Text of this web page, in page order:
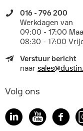
016 - 796 200
Werkdagen van
09:00 - 17:00
08:30 - 17:00
Verstuur bericht
naar
Volg ons